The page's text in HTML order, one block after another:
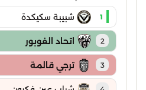
1 شبيبة سكيكدة
2 اتحاد الفوبور
3 ترجي قالمة